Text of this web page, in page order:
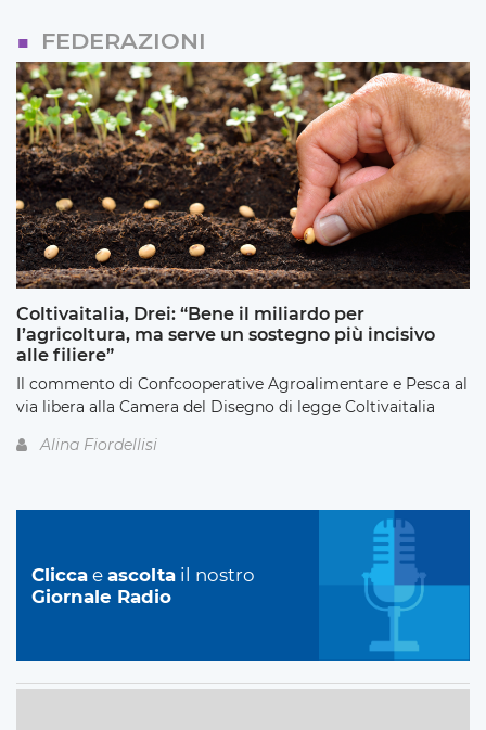
FEDERAZIONI
Coltivaitalia, Drei: “Bene il miliardo per
l’agricoltura, ma serve un sostegno più incisivo
alle filiere”
Il commento di Confcooperative Agroalimentare e Pesca al
via libera alla Camera del Disegno di legge Coltivaitalia
Alina Fiordellisi
Clicca e ascolta il nostro
Giornale Radio